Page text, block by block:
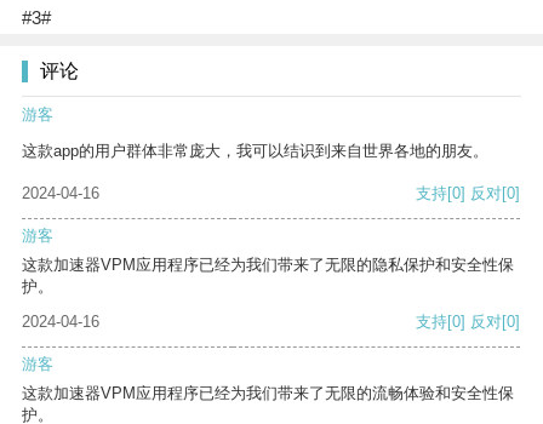
#3#
评论
游客
这款app的用户群体非常庞大，我可以结识到来自世界各地的朋友。
2024-04-16 支持[0] 反对[0]
游客
这款加速器VPM应用程序已经为我们带来了无限的隐私保护和安全性保
护。
2024-04-16
支持[0] 反对[0]
游客
这款加速器VPM应用程序已经为我们带来了无限的流畅体验和安全性保
护。